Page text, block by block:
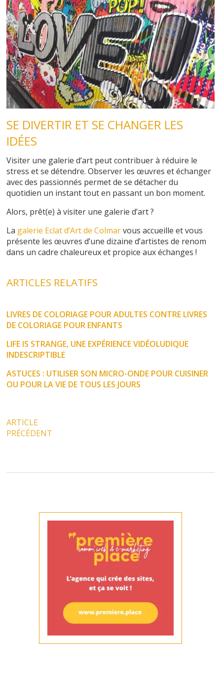
SE DIVERTIR ET SE CHANGER LES
IDÉES
Visiter une galerie d’art peut contribuer à réduire le
stress et se détendre. Observer les œuvres et échanger
avec des passionnés permet de se détacher du
quotidien un instant tout en passant un bon moment.
Alors, prêt(e) à visiter une galerie d’art ?
La galerie Eclat d’Art de Colmarvous accueille et vous
présente les œuvres d’une dizaine d’artistes de renom
dans un cadre chaleureux et propice aux échanges !
ARTICLES RELATIFS
LIVRES DE COLORIAGE POUR ADULTES CONTRE LIVRES
DE COLORIAGE POUR ENFANTS
LIFE IS STRANGE, UNE EXPÉRIENCE VIDÉOLUDIQUE
INDESCRIPTIBLE
ASTUCES : UTILISER SON MICRO-ONDE POUR CUISINER
OU POUR LA VIE DE TOUS LES JOURS
ARTICLE
PRÉCÉDENT